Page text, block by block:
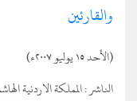
والقارئين
(الأحد ١٥ يوليو ٢٠٠٧ء)
الناشر :المملكة الاردنية